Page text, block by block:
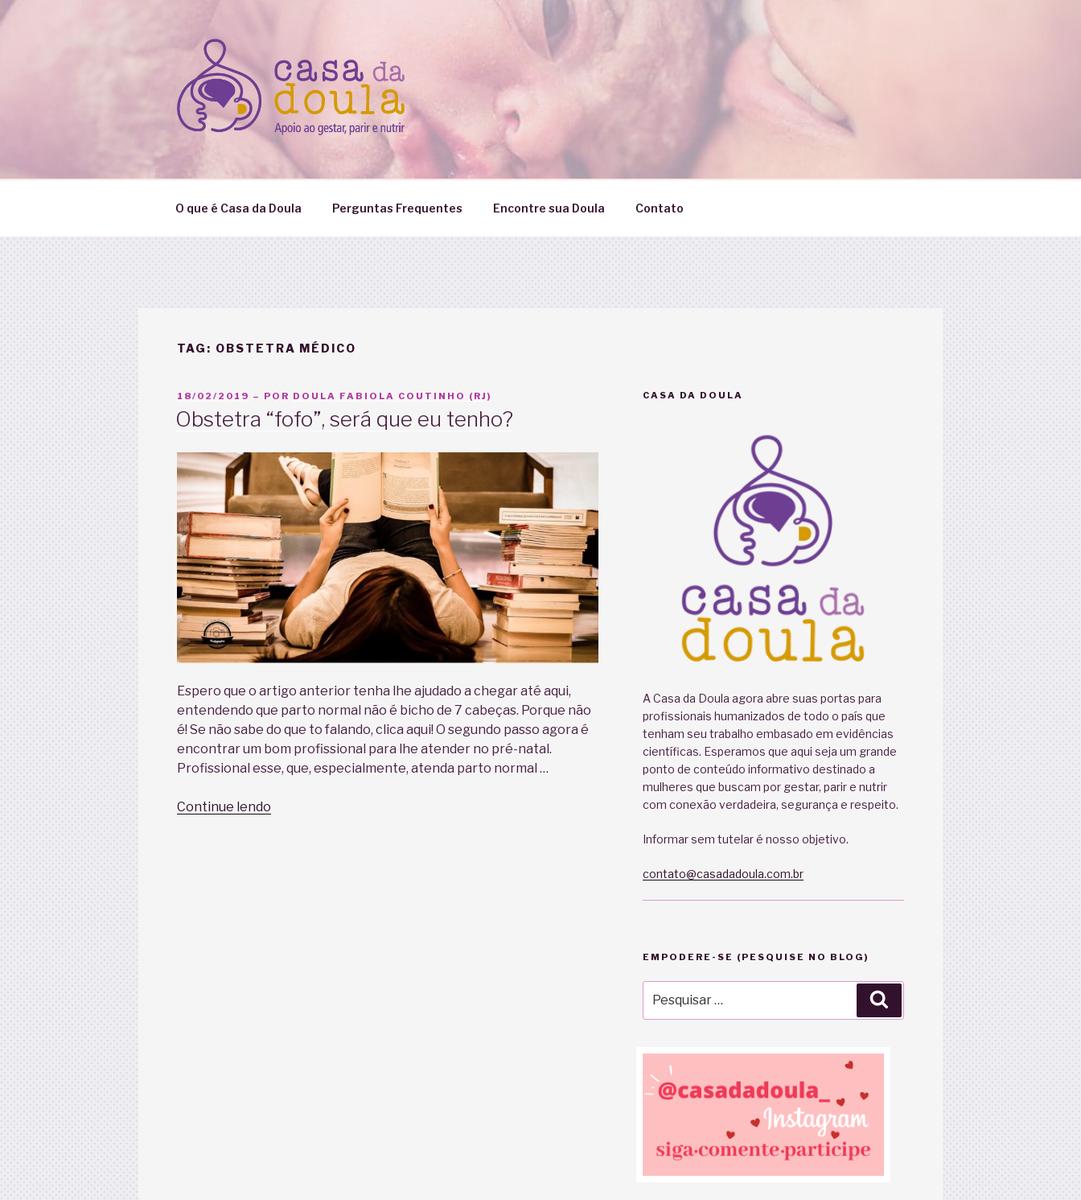
Pular
O que é Casa da Doula Perguntas Frequentes Encontre sua Doula Contato
TAG: OBSTETRA MÉDICO
PUBLICADO
18/02/2019 – POR DOULA FABIOLA COUTINHO (RJ)
Obstetra “fofo”, será que eu tenho?
Espero que o artigo anterior tenha lhe ajudado a chegar até aqui,
entendendo que parto normal não é bicho de 7 cabeças. Porque não
é! Se não sabe do que to falando, clica aqui! O segundo passo agora é
encontrar um bom profissional para lhe atender no pré-natal.
Profissional esse, que, especialmente, atenda parto normal …
Continue lendo
CASA DA DOULA
A Casa da Doula agora abre suas portas para
profissionais humanizados de todo o país que
tenham seu trabalho embasado em evidências
científicas. Esperamos que aqui seja um grande
ponto de conteúdo informativo destinado a
mulheres que buscam por gestar, parir e nutrir
com conexão verdadeira, segurança e respeito.
Informar sem tutelar é nosso objetivo.
contato@casadadoula.com.br
EMPODERE-SE (PESQUISE NO BLOG)
por: